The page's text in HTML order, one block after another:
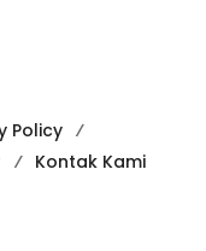
Policy
Kontak Kami